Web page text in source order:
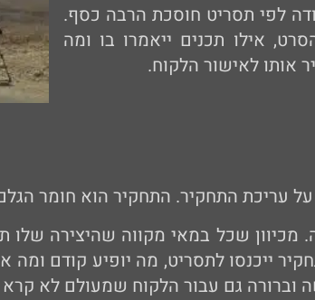
לפי תסריט חוסכת הרבה כסף.
אילו תכנים ייאמרו בו ומה
אותו לאישור הלקוח.
עריכת התחקיר. התחקיר הוא חומר
שכל במאי מקווה שהיצירה שלו
ייכנסו לתסריט, מה יופיע קודם ומה
וברורה גם עבור הלקוח שמעולם לא